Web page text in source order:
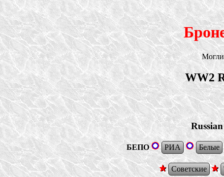
Могли
WW2
БЕПО РИА Белые
Советские